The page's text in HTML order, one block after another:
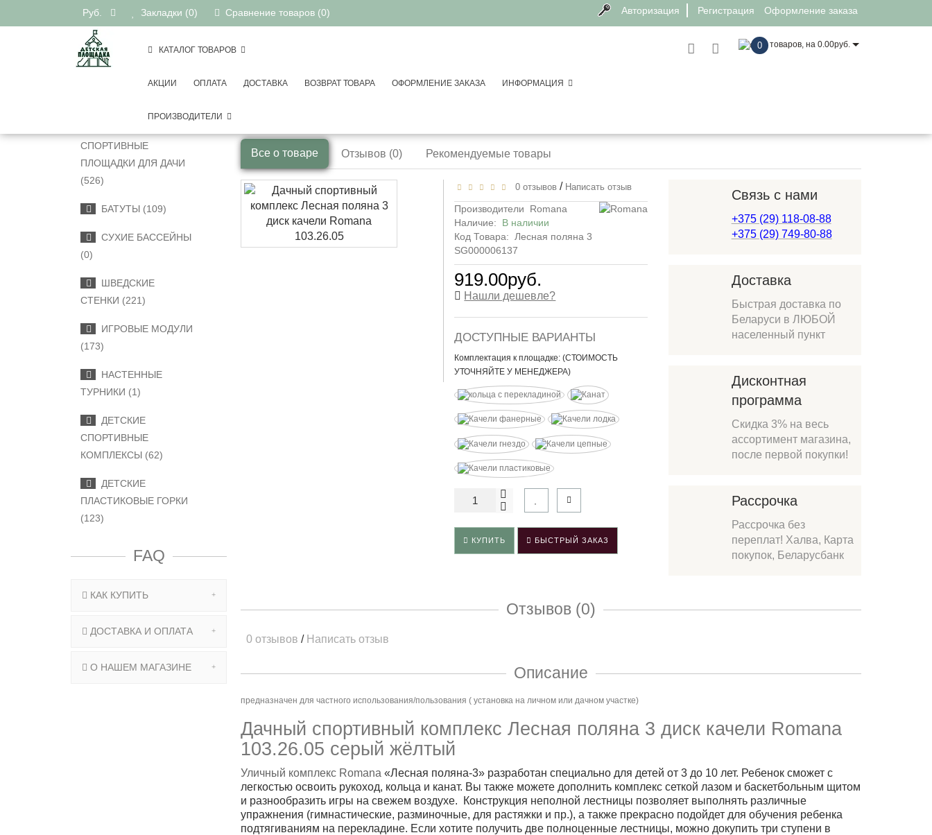
Руб. Закладки (0) Сравнение товаров (0) Авторизация Регистрация Оформление заказа
КАТАЛОГ ТОВАРОВ
АКЦИИ ОПЛАТА ДОСТАВКА ВОЗВРАТ ТОВАРА ОФОРМЛЕНИЕ ЗАКАЗА ИНФОРМАЦИЯ
ПРОИЗВОДИТЕЛИ
0 товаров, на 0.00руб.
СПОРТИВНЫЕ
ПЛОЩАДКИ ДЛЯ ДАЧИ
(526)
БАТУТЫ (109)
СУХИЕ БАССЕЙНЫ
(0)
ШВЕДСКИЕ
СТЕНКИ (221)
ИГРОВЫЕ МОДУЛИ
(173)
НАСТЕННЫЕ
ТУРНИКИ (1)
ДЕТСКИЕ
СПОРТИВНЫЕ
КОМПЛЕКСЫ (62)
ДЕТСКИЕ
ПЛАСТИКОВЫЕ ГОРКИ
(123)
FAQ
КАК КУПИТЬ
ДОСТАВКА И ОПЛАТА
О НАШЕМ МАГАЗИНЕ
Детские спортивные площадки для дачи
Все о товаре Отзывов (0) Рекомендуемые товары
0 отзывов / Написать отзыв
Производители
Romana
Наличие: В наличии
Код Товара:
Лесная поляна 3
SG000006137
919.00руб.
Нашли дешевле?
ДОСТУПНЫЕ ВАРИАНТЫ
Комплектация к площадке: (СТОИМОСТЬ
УТОЧНЯЙТЕ У МЕНЕДЖЕРА)
КУПИТЬ БЫСТРЫЙ ЗАКАЗ
Связь с нами
+375 (29) 118-08-88
+375 (29) 749-80-88
Доставка
Быстрая доставка по
Беларуси в ЛЮБОЙ
населенный пункт
Дисконтная
программа
Скидка 3% на весь
ассортимент магазина,
после первой покупки!
Рассрочка
Рассрочка без
переплат! Халва, Карта
покупок, Беларусбанк
Отзывов (0)
0 отзывов / Написать отзыв
Описание
предназначен для частного использования/пользования ( установка на личном или дачном участке)
Дачный спортивный комплекс Лесная поляна 3 диск качели Romana
103.26.05 серый жёлтый
Уличный комплекс Romana «Лесная поляна-3» разработан специально для детей от 3 до 10 лет. Ребенок сможет с
легкостью освоить рукоход, кольца и канат. Вы также можете дополнить комплекс сеткой лазом и баскетбольным щитом
и разнообразить игры на свежем воздухе. Конструкция неполной лестницы позволяет выполнять различные
упражнения (гимнастические, разминочные, для растяжки и пр.), а также прекрасно подойдет для обучения ребенка
подтягиваниям на перекладине. Если хотите получить две полноценные лестницы, можно докупить три ступени в